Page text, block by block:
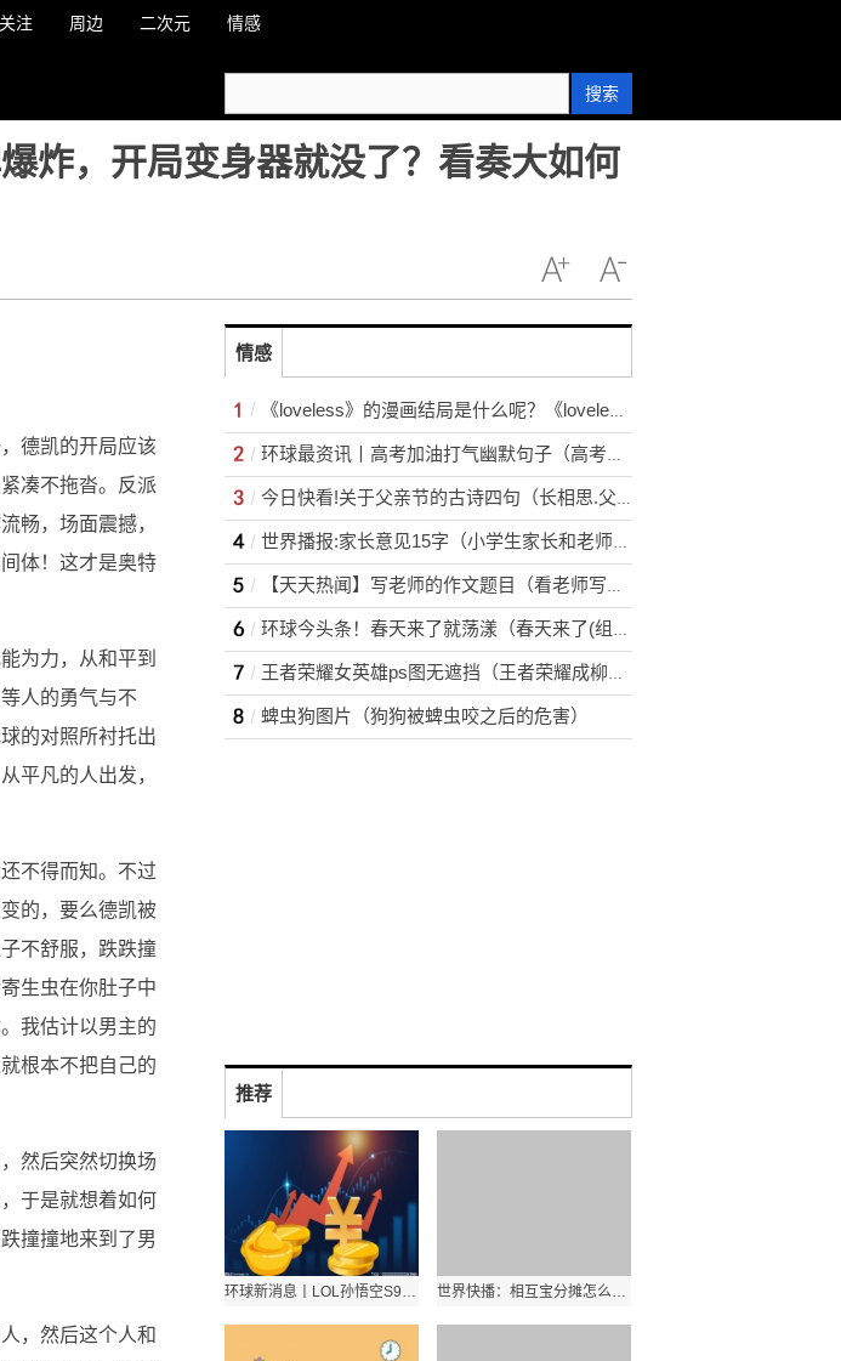
关注 周边 二次元 情感
搜索
炸，开局变身器就没了？看奏大如何
德凯的开局应该
凑不拖沓。反派
畅，场面震撼，
体！这才是奥特
为力，从和平到
人的勇气与不
的对照所衬托出
平凡的人出发，
不得而知。不过
的，要么德凯被
不舒服，跌跌撞
生虫在你肚子中
我估计以男主的
根本不把自己的
然后突然切换场
于是就想着如何
撞撞地来到了男
，然后这个人和
情感
《loveless》的漫画结局是什么呢？《loveless》清明爱立夏吗？
环球最资讯丨高考加油打气幽默句子（高考给自己加油打气的句子）
今日快看!关于父亲节的古诗四句（长相思.父亲节）
世界播报:家长意见15字（小学生家长和老师反馈意见精选）
【天天热闻】写老师的作文题目（看老师写中招热门题目）
环球今头条！春天来了就荡漾（春天来了(组诗)）
王者荣耀女英雄ps图无遮挡（王者荣耀成柳岩新爱好）
蜱虫狗图片（狗狗被蜱虫咬之后的危害）
推荐
环球新消息丨LOL孙悟空S9六神装顺序是什么？孙悟空怎么出装？ 世界快播：相互宝分摊怎么取消？退出支付宝相互宝规则流程是怎样的？